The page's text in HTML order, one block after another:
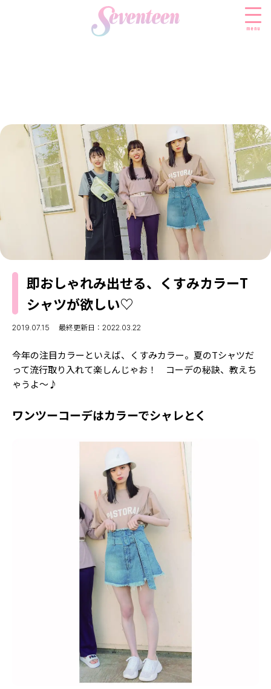
menu
FASHION
ファッションニュース
モデル私服
着回し
着痩せ
BEAUTY
ビューティニュース
トレンドメイク
ベストコスメ
ヘアアレンジ・ヘアケア
スキンケア
ボディケア
SCHOOL
スクールニュース
制服コーデ
学校ヘアメイク
勉強・受験・進路
ENTERTAINMENT
エンタメニュース
なにわ男子
K-POP
LIFESTYLE
ライフスタイルニュース
JKランキング・アワード
モデルの購入品
おでかけ
JK TREND
MODELS
MODEL'S BLOG
TikTok
Instagram
YouTube
ゲッターズ飯田
MISS SEVENTEEN
ミスセブンティーンニュース
INFORMATION
Seventeenについて
Follow us
ST member
新規会員登録・ログイン
即おしゃれみ出せる、くすみカラーT
シャツが欲しい♡
2019.07.15 最終更新日：2022.03.22
今年の注目カラーといえば、くすみカラー。夏のTシャツだ
って流行取り入れて楽しんじゃお！ コーデの秘訣、教えち
ゃうよ～♪
ワンツーコーデはカラーでシャレとく